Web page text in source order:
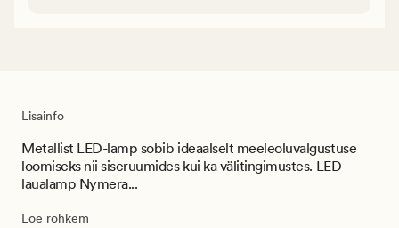
Lisainfo
Metallist LED-lamp sobib ideaalselt meeleoluvalgustuse
loomiseks nii siseruumides kui ka välitingimustes. LED
laualamp Nymera...
Loe rohkem